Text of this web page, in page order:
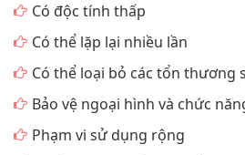
Có độc tính thấp
Có thể lặp lại nhiều lần
Có thể loại bỏ các tổn thương
Bảo vệ ngoại hình và chức
Phạm vi sử dụng rộng